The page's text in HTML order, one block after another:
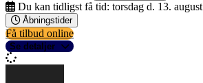
Du kan tidligst få tid: torsdag d. 13. august
Åbningstider
Få tilbud online
Se detaljer